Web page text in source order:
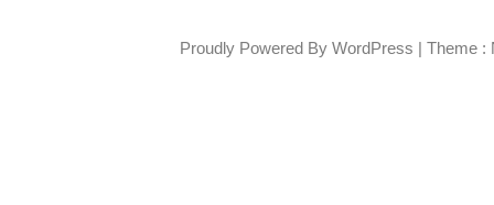
Proudly Powered By WordPress | Theme :